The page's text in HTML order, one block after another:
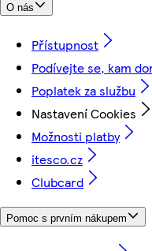
O nás
Přístupnost
Podívejte se, kam
Poplatek za službu
Nastavení Cookies
Možnosti platby
itesco.cz
Clubcard
Pomoc s prvním nákupem